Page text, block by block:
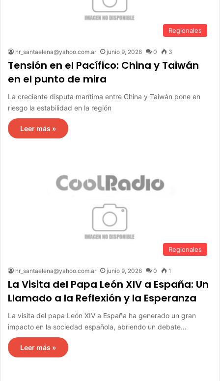
Regionales
hr_santaelena@yahoo.com.ar junio 9, 2026 0 3
Tensión en el Pacífico: China y Taiwán
en el punto de mira
La creciente disputa marítima entre China y Taiwán pone en
riesgo la estabilidad en la región
Leer más »
Regionales
hr_santaelena@yahoo.com.ar junio 9, 2026 0 1
La Visita del Papa León XIV a España: Un
Llamado a la Reflexión y la Esperanza
La visita del papa León XIV a España ha generado un gran
impacto en la sociedad española, abriendo un debate…
Leer más »